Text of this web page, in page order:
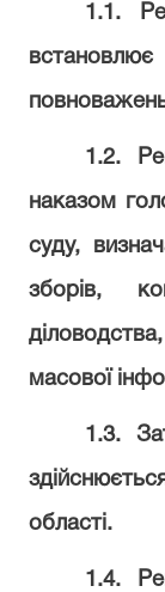
1.1.
встановлює
1.2.
наказом
суду,
зборів,
діловодства,
масової
1.3.
області.
1.4.